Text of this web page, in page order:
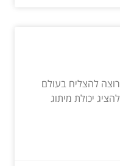
להצליח בעולם
יכולת מיתוג